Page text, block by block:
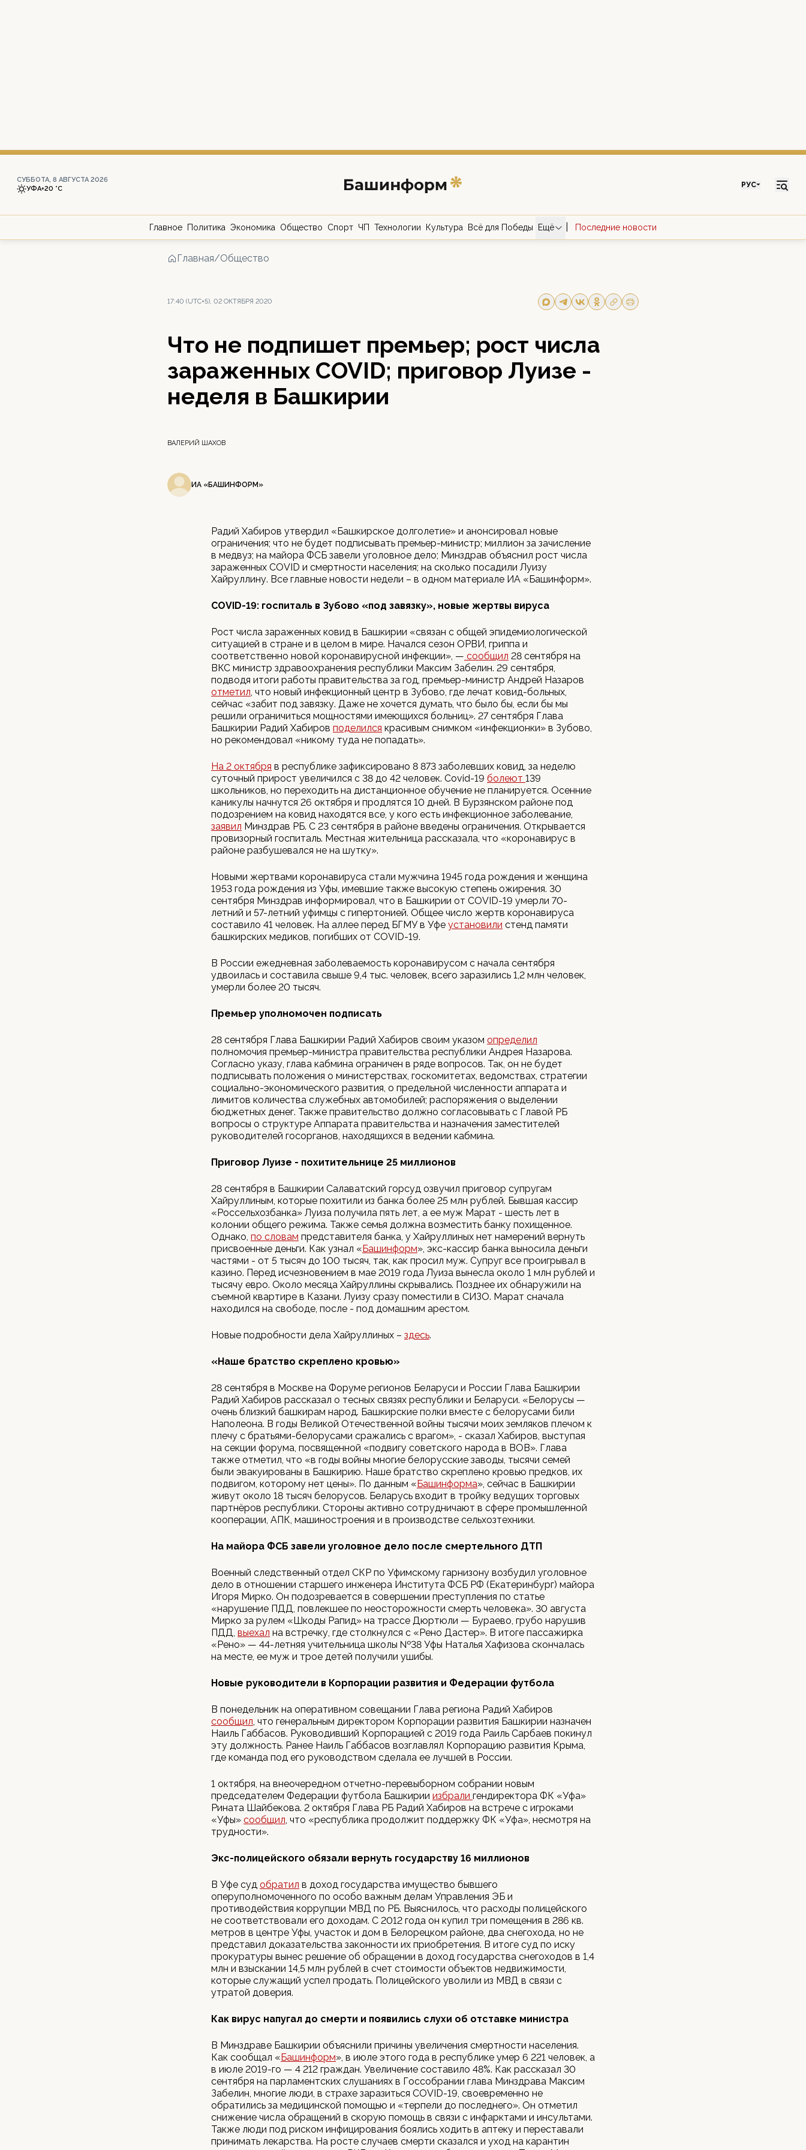
СУББОТА, 8 АВГУСТА 2026
УФА+20 °С РУС
Главное Политика Экономика Общество Спорт ЧП Технологии Культура Всё для Победы Ещё Последние новости
Главная/Общество
17:40 (UTC+5), 02 ОКТЯБРЯ 2020
Что не подпишет премьер; рост числа
зараженных COVID; приговор Луизе -
неделя в Башкирии
ВАЛЕРИЙ ШАХОВ
ИА «БАШИНФОРМ»
Радий Хабиров утвердил «Башкирское долголетие» и анонсировал новые
ограничения; что не будет подписывать премьер-министр; миллион за зачисление
в медвуз; на майора ФСБ завели уголовное дело; Минздрав объяснил рост числа
зараженных COVID и смертности населения; на сколько посадили Луизу
Хайруллину. Все главные новости недели – в одном материале ИА «Башинформ».
COVID-19: госпиталь в Зубово «под завязку», новые жертвы вируса
Рост числа зараженных ковид в Башкирии «связан с общей эпидемиологической
ситуацией в стране и в целом в мире. Начался сезон ОРВИ, гриппа и
соответственно новой коронавирусной инфекции», — сообщил 28 сентября на
ВКС министр здравоохранения республики Максим Забелин. 29 сентября,
подводя итоги работы правительства за год, премьер-министр Андрей Назаров
отметил, что новый инфекционный центр в Зубово, где лечат ковид-больных,
сейчас «забит под завязку. Даже не хочется думать, что было бы, если бы мы
решили ограничиться мощностями имеющихся больниц». 27 сентября Глава
Башкирии Радий Хабиров поделился красивым снимком «инфекционки» в Зубово,
но рекомендовал «никому туда не попадать».
На 2 октября в республике зафиксировано 8 873 заболевших ковид, за неделю
суточный прирост увеличился с 38 до 42 человек. Covid-19 болеют 139
школьников, но переходить на дистанционное обучение не планируется. Осенние
каникулы начнутся 26 октября и продлятся 10 дней. В Бурзянском районе под
подозрением на ковид находятся все, у кого есть инфекционное заболевание,
заявил Минздрав РБ. С 23 сентября в районе введены ограничения. Открывается
провизорный госпиталь. Местная жительница рассказала, что «коронавирус в
районе разбушевался не на шутку».
Новыми жертвами коронавируса стали мужчина 1945 года рождения и женщина
1953 года рождения из Уфы, имевшие также высокую степень ожирения. 30
сентября Минздрав информировал, что в Башкирии от COVID-19 умерли 70-
летний и 57-летний уфимцы с гипертонией. Общее число жертв коронавируса
составило 41 человек. На аллее перед БГМУ в Уфе установили стенд памяти
башкирских медиков, погибших от COVID-19.
В России ежедневная заболеваемость коронавирусом с начала сентября
удвоилась и составила свыше 9,4 тыс. человек, всего заразились 1,2 млн человек,
умерли более 20 тысяч.
Премьер уполномочен подписать
28 сентября Глава Башкирии Радий Хабиров своим указом определил
полномочия премьер-министра правительства республики Андрея Назарова.
Согласно указу, глава кабмина ограничен в ряде вопросов. Так, он не будет
подписывать положения о министерствах, госкомитетах, ведомствах, стратегии
социально-экономического развития, о предельной численности аппарата и
лимитов количества служебных автомобилей; распоряжения о выделении
бюджетных денег. Также правительство должно согласовывать с Главой РБ
вопросы о структуре Аппарата правительства и назначения заместителей
руководителей госорганов, находящихся в ведении кабмина.
Приговор Луизе - похитительнице 25 миллионов
28 сентября в Башкирии Салаватский горсуд озвучил приговор супругам
Хайруллиным, которые похитили из банка более 25 млн рублей. Бывшая кассир
«Россельхозбанка» Луиза получила пять лет, а ее муж Марат - шесть лет в
колонии общего режима. Также семья должна возместить банку похищенное.
Однако, по словам представителя банка, у Хайруллиных нет намерений вернуть
присвоенные деньги. Как узнал «Башинформ», экс-кассир банка выносила деньги
частями - от 5 тысяч до 100 тысяч, так, как просил муж. Супруг все проигрывал в
казино. Перед исчезновением в мае 2019 года Луиза вынесла около 1 млн рублей и
тысячу евро. Около месяца Хайруллины скрывались. Позднее их обнаружили на
съемной квартире в Казани. Луизу сразу поместили в СИЗО. Марат сначала
находился на свободе, после - под домашним арестом.
Новые подробности дела Хайруллиных – здесь.
«Наше братство скреплено кровью»
28 сентября в Москве на Форуме регионов Беларуси и России Глава Башкирии
Радий Хабиров рассказал о тесных связях республики и Беларуси. «Белорусы —
очень близкий башкирам народ. Башкирские полки вместе с белорусами били
Наполеона. В годы Великой Отечественной войны тысячи моих земляков плечом к
плечу с братьями-белорусами сражались с врагом», - сказал Хабиров, выступая
на секции форума, посвященной «подвигу советского народа в ВОВ». Глава
также отметил, что «в годы войны многие белорусские заводы, тысячи семей
были эвакуированы в Башкирию. Наше братство скреплено кровью предков, их
подвигом, которому нет цены». По данным «Башинформа», сейчас в Башкирии
живут около 18 тысяч белорусов. Беларусь входит в тройку ведущих торговых
партнёров республики. Стороны активно сотрудничают в сфере промышленной
кооперации, АПК, машиностроения и в производстве сельхозтехники.
На майора ФСБ завели уголовное дело после смертельного ДТП
Военный следственный отдел СКР по Уфимскому гарнизону возбудил уголовное
дело в отношении старшего инженера Института ФСБ РФ (Екатеринбург) майора
Игоря Мирко. Он подозревается в совершении преступления по статье
«нарушение ПДД, повлекшее по неосторожности смерть человека». 30 августа
Мирко за рулем «Шкоды Рапид» на трассе Дюртюли — Бураево, грубо нарушив
ПДД, выехал на встречку, где столкнулся с «Рено Дастер». В итоге пассажирка
«Рено» — 44-летняя учительница школы №38 Уфы Наталья Хафизова скончалась
на месте, ее муж и трое детей получили ушибы.
Новые руководители в Корпорации развития и Федерации футбола
В понедельник на оперативном совещании Глава региона Радий Хабиров
сообщил, что генеральным директором Корпорации развития Башкирии назначен
Наиль Габбасов. Руководивший Корпорацией с 2019 года Раиль Сарбаев покинул
эту должность. Ранее Наиль Габбасов возглавлял Корпорацию развития Крыма,
где команда под его руководством сделала ее лучшей в России.
1 октября, на внеочередном отчетно-перевыборном собрании новым
председателем Федерации футбола Башкирии избрали гендиректора ФК «Уфа»
Рината Шайбекова. 2 октября Глава РБ Радий Хабиров на встрече с игроками
«Уфы» сообщил, что «республика продолжит поддержку ФК «Уфа», несмотря на
трудности».
Экс-полицейского обязали вернуть государству 16 миллионов
В Уфе суд обратил в доход государства имущество бывшего
оперуполномоченного по особо важным делам Управления ЭБ и
противодействия коррупции МВД по РБ. Выяснилось, что расходы полицейского
не соответствовали его доходам. С 2012 года он купил три помещения в 286 кв.
метров в центре Уфы, участок и дом в Белорецком районе, два снегохода, но не
представил доказательства законности их приобретения. В итоге суд по иску
прокуратуры вынес решение об обращении в доход государства снегоходов в 1,4
млн и взыскании 14,5 млн рублей в счет стоимости объектов недвижимости,
которые служащий успел продать. Полицейского уволили из МВД в связи с
утратой доверия.
Как вирус напугал до смерти и появились слухи об отставке министра
В Минздраве Башкирии объяснили причины увеличения смертности населения.
Как сообщал «Башинформ», в июле этого года в республике умер 6 221 человек, а
в июле 2019-го — 4 212 граждан. Увеличение составило 48%. Как рассказал 30
сентября на парламентских слушаниях в Госсобрании глава Минздрава Максим
Забелин, многие люди, в страхе заразиться COVID-19, своевременно не
обратились за медицинской помощью и «терпели до последнего». Он отметил
снижение числа обращений в скорую помощь в связи с инфарктами и инсультами.
Также люди под риском инфицирования боялись ходить в аптеку и переставали
принимать лекарства. На росте случаев смерти сказался и уход на карантин